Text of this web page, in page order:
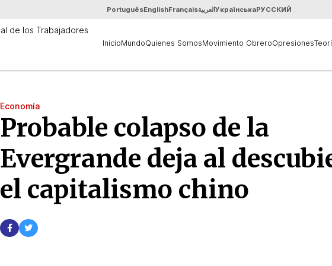
PortuguêsEnglishFrançaisالعربيةУкраїнськаРУССКИЙ
InicioMundoQuienes SomosMovimiento ObreroOpresiones
Economía
Probable colapso de la
Evergrande deja al
el capitalismo chino